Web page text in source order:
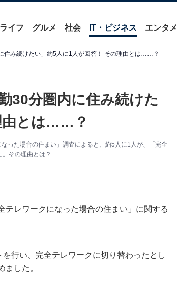
ライフ グルメ 社会 IT・ビジネス エンタメ
住み続けたい」約5人に1人が回答！ その理由とは……？
30分圏内に住み続けた
由とは……？
った場合の住まい」調査によると、約5人に1人が、「完全
その理由とは？
テレワークになった場合の住まい」に関する
行い、完全テレワークに切り替わったとし
した。